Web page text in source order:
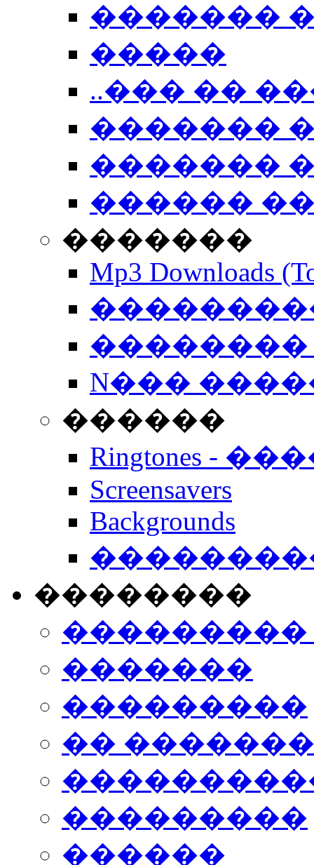
�������
�����
..��� ��
�������
�������
������
�������
Mp3 Downloads
��������
N���
������
Ringtones -
Screensavers
Backgrounds
��������
���������
�������
���������
��
���������
������